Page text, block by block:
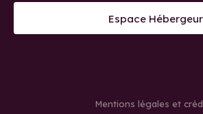
Espace Hébergeur
Mentions légales et